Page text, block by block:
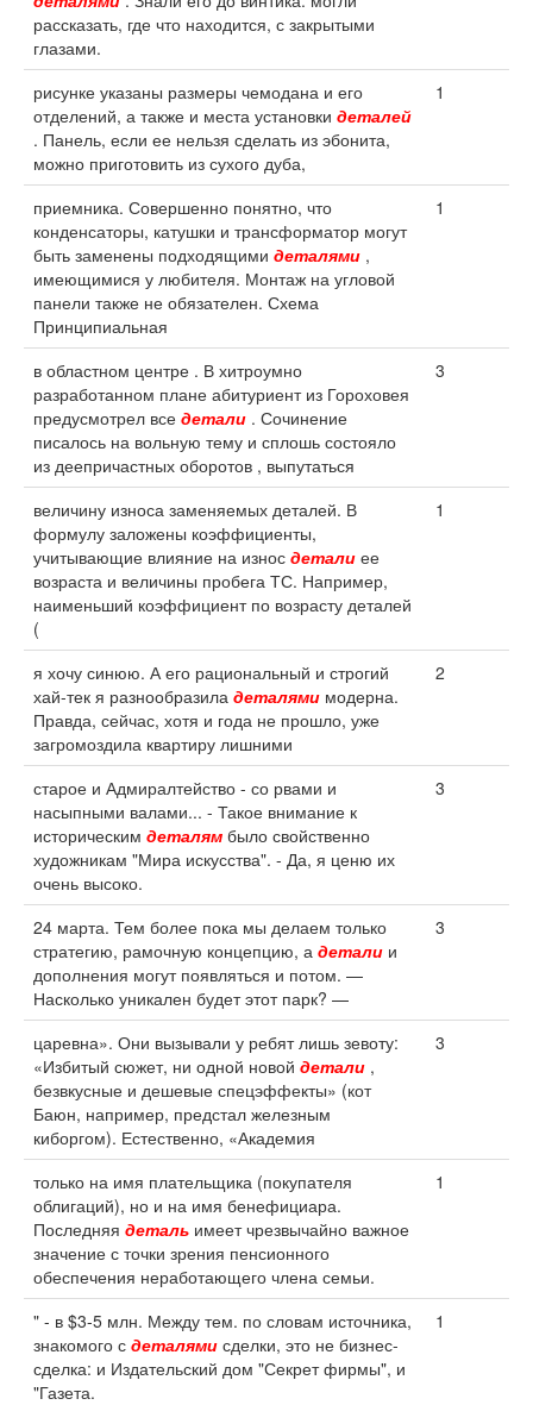
рассказать, где что находится, с закрытыми
глазами.
рисунке указаны размеры чемодана и его
отделений, а также и места установки деталей
. Панель, если ее нельзя сделать из эбонита,
можно приготовить из сухого дуба,
1
приемника. Совершенно понятно, что
конденсаторы, катушки и трансформатор могут
быть заменены подходящими деталями ,
имеющимися у любителя. Монтаж на угловой
панели также не обязателен. Схема
Принципиальная
1
в областном центре . В хитроумно
разработанном плане абитуриент из Гороховея
предусмотрел все детали . Сочинение
писалось на вольную тему и сплошь состояло
из деепричастных оборотов , выпутаться
3
величину износа заменяемых деталей. В
формулу заложены коэффициенты,
учитывающие влияние на износ детали ее
возраста и величины пробега ТС. Например,
наименьший коэффициент по возрасту деталей
(
1
я хочу синюю. А его рациональный и строгий
хай-тек я разнообразила деталями модерна.
Правда, сейчас, хотя и года не прошло, уже
загромоздила квартиру лишними
2
старое и Адмиралтейство - со рвами и
насыпными валами... - Такое внимание к
историческим деталям было свойственно
художникам "Мира искусства". - Да, я ценю их
очень высоко.
3
24 марта. Тем более пока мы делаем только
стратегию, рамочную концепцию, а детали и
дополнения могут появляться и потом. —
Насколько уникален будет этот парк? —
3
царевна». Они вызывали у ребят лишь зевоту:
«Избитый сюжет, ни одной новой детали ,
безвкусные и дешевые спецэффекты» (кот
Баюн, например, предстал железным
киборгом). Естественно, «Академия
3
только на имя плательщика (покупателя
облигаций), но и на имя бенефициара.
Последняя деталь имеет чрезвычайно важное
значение с точки зрения пенсионного
обеспечения неработающего члена семьи.
1
" - в $3-5 млн. Между тем. по словам источника,
знакомого с деталями сделки, это не бизнес-
сделка: и Издательский дом "Секрет фирмы", и
"Газета.
1